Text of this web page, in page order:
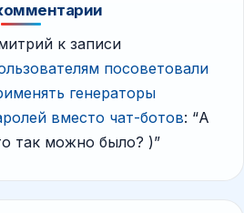
к записи
посоветовали
генераторы
вместо чат-ботов: “А
так можно было? )”